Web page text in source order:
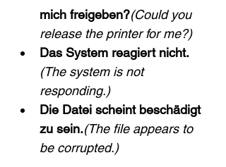
mich freigeben?(Could you
release the printer for me?)
Das System reagiert nicht.
(The system is not
responding.)
Die Datei scheint beschädigt
zu sein.(The file appears to
be corrupted.)